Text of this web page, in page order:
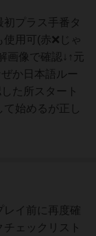
初プラス手番タ
用可(赤❌じゃ
画像で確認↓↑元
か日本語ルー
た所スタート
て始めるが正し
レイ前に再度確
ェックリスト